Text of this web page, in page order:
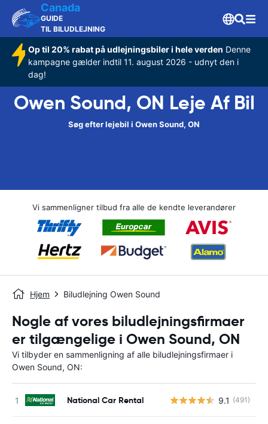
Canada
GUIDE
TIL BILUDLEJNING
Op til 20% rabat på udlejningsbiler i hele verden Denne
kampagne gælder indtil 11. august 2026 - udnyt den i
dag!
Owen Sound, ON Leje Af Bil
Søg efter lejebil i Owen Sound, ON
Vi sammenligner tilbud fra alle de kendte leverandører
Hjem Biludlejning Owen Sound
Nogle af vores biludlejningsfirmaer
er tilgængelige i Owen Sound, ON
Vi tilbyder en sammenligning af alle biludlejningsfirmaer i
Owen Sound, ON:
National Car Rental 9.1 (491)